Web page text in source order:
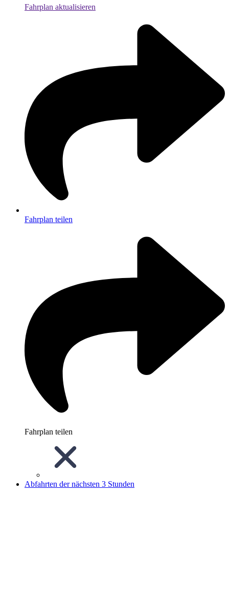
Fahrplan aktualisieren
Fahrplan teilen
Fahrplan teilen
Abfahrten der nächsten 3 Stunden